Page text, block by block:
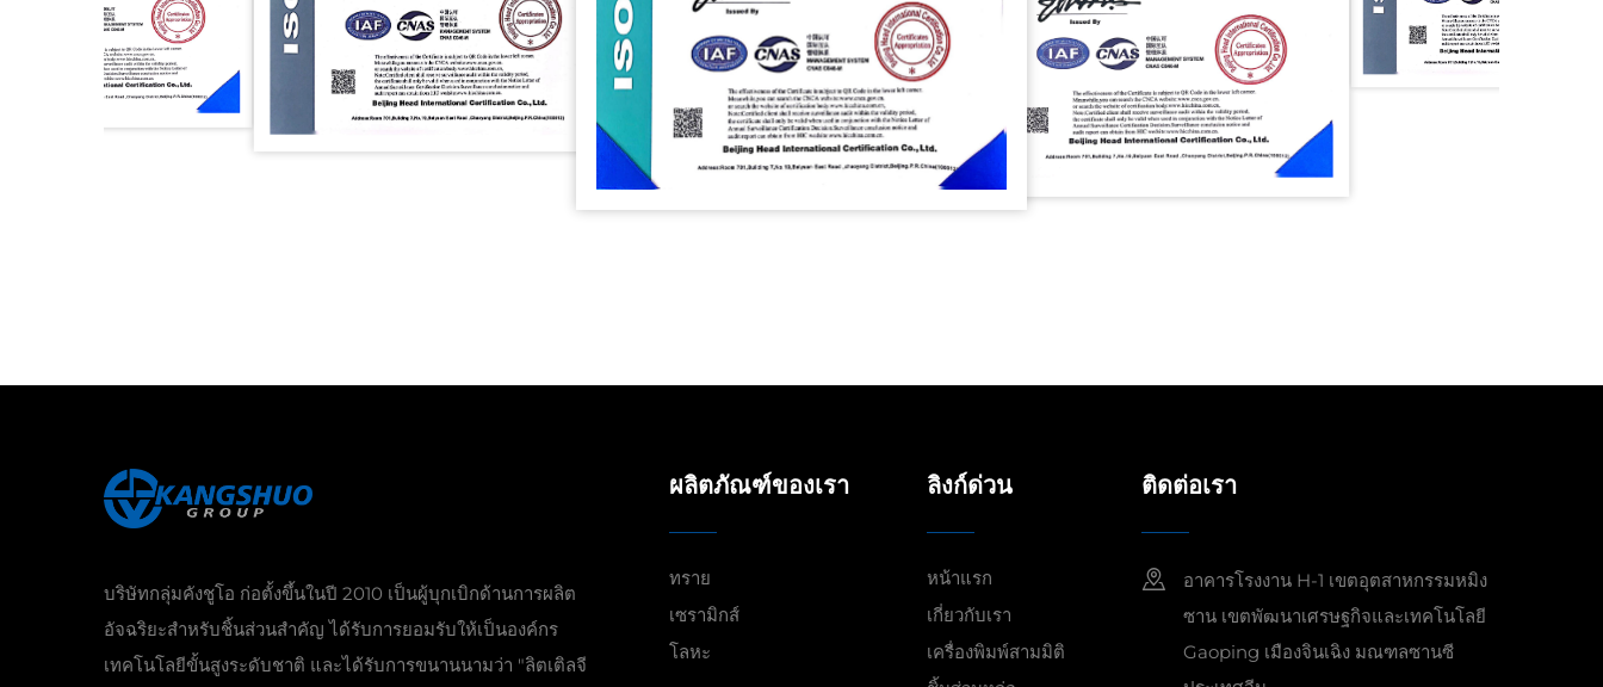
บริษัทกลุ่มคังชูโอ ก่อตั้งขึ้นในปี 2010 เป็นผู้บุกเบิกด้านการผลิต
อัจฉริยะสำหรับชิ้นส่วนสำคัญ ได้รับการยอมรับให้เป็นองค์กร
เทคโนโลยีขั้นสูงระดับชาติ และได้รับการขนานนามว่า "ลิตเติลจี
ผลิตภัณฑ์ของเรา
ทราย
เซรามิกส์
โลหะ
ลิงก์ด่วน
หน้าแรก
เกี่ยวกับเรา
เครื่องพิมพ์สามมิติ
ติดต่อเรา
อาคารโรงงาน H-1 เขตอุตสาหกรรมหมิง
ซาน เขตพัฒนาเศรษฐกิจและเทคโนโลยี
Gaoping เมืองจินเฉิง มณฑลซานซี